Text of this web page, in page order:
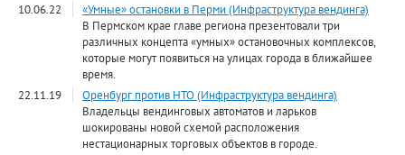
10.06.22
«Умные» остановки в Перми (Инфраструктура вендинга)
В Пермском крае главе региона презентовали три
различных концепта «умных» остановочных комплексов,
которые могут появиться на улицах города в ближайшее
время.
22.11.19
Оренбург против НТО (Инфраструктура вендинга)
Владельцы вендинговых автоматов и ларьков
шокированы новой схемой расположения
нестационарных торговых объектов в городе.